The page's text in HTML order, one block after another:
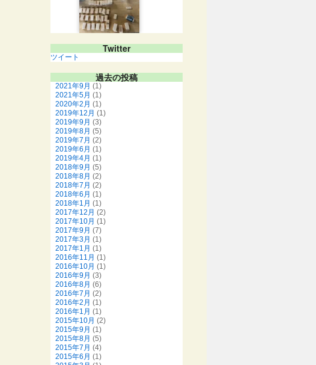
Twitter
ツイート
過去の投稿
2021年9月 (1)
2021年5月 (1)
2020年2月 (1)
2019年12月 (1)
2019年9月 (3)
2019年8月 (5)
2019年7月 (2)
2019年6月 (1)
2019年4月 (1)
2018年9月 (5)
2018年8月 (2)
2018年7月 (2)
2018年6月 (1)
2018年1月 (1)
2017年12月 (2)
2017年10月 (1)
2017年9月 (7)
2017年3月 (1)
2017年1月 (1)
2016年11月 (1)
2016年10月 (1)
2016年9月 (3)
2016年8月 (6)
2016年7月 (2)
2016年2月 (1)
2016年1月 (1)
2015年10月 (2)
2015年9月 (1)
2015年8月 (5)
2015年7月 (4)
2015年6月 (1)